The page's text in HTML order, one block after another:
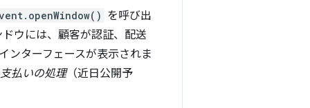
を呼び出
ウには、顧客が認証、配送
ンターフェースが表示されま
払いの処理（近日公開予